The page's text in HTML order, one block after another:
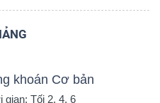
khoán Cơ bản
gian: Tối 2, 4, 6